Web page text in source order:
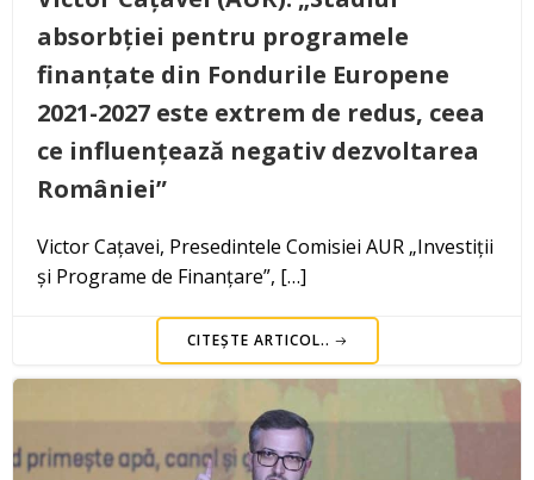
absorbției pentru programele
finanțate din Fondurile Europene
2021-2027 este extrem de redus, ceea
ce influențează negativ dezvoltarea
României”
Victor Cațavei, Presedintele Comisiei AUR „Investiții
și Programe de Finanțare”, […]
CITEȘTE ARTICOL..